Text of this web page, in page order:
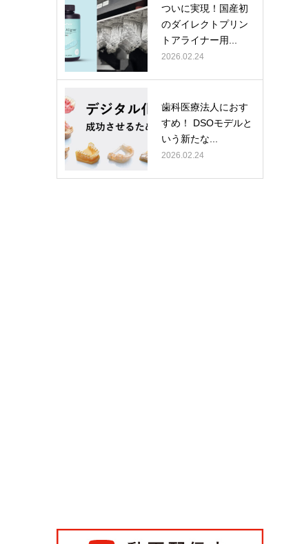
ついに実現！国産初
のダイレクトプリン
トアライナー用...
2026.02.24
歯科医療法人におす
すめ！ DSOモデルと
いう新たな...
2026.02.24